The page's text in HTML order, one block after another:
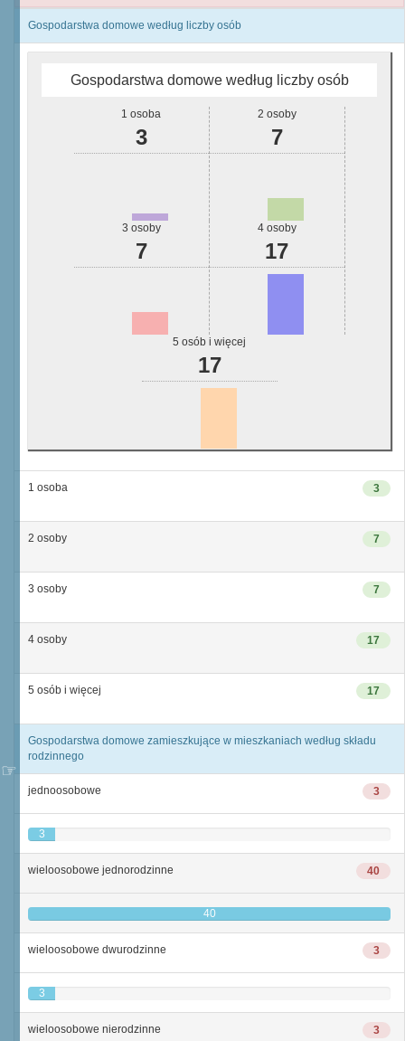
Gospodarstwa domowe według liczby osób
Gospodarstwa domowe według liczby osób
1 osoba
3
2 osoby
7
3 osoby
7
4 osoby
17
5 osób i więcej
17
3
1 osoba
7
2 osoby
7
3 osoby
17
4 osoby
17
5 osób i więcej
Gospodarstwa domowe zamieszkujące w mieszkaniach według składu
rodzinnego
3
jednoosobowe
3
40
wieloosobowe jednorodzinne
40
3
wieloosobowe dwurodzinne
3
3
wieloosobowe nierodzinne